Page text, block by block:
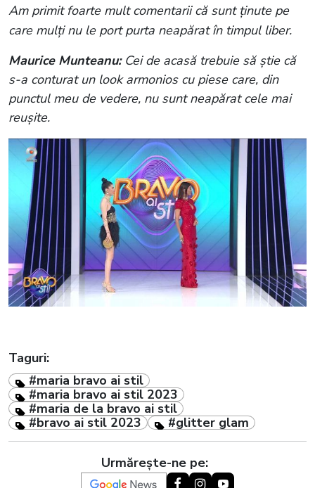
Am primit foarte mult comentarii că sunt ținute pe
care mulți nu le port purta neapărat în timpul liber.
Maurice Munteanu: Cei de acasă trebuie să știe că
s-a conturat un look armonios cu piese care, din
punctul meu de vedere, nu sunt neapărat cele mai
reușite.
Taguri:
#maria bravo ai stil
#maria bravo ai stil 2023
#maria de la bravo ai stil
#bravo ai stil 2023
#glitter glam
Urmărește-ne pe: